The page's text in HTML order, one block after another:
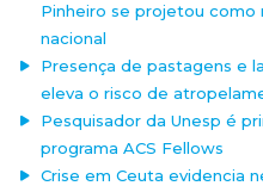
Pinheiro se projetou como
nacional
Presença de pastagens e
eleva o risco de
Pesquisador da Unesp é
programa ACS Fellows
Crise em Ceuta evidencia